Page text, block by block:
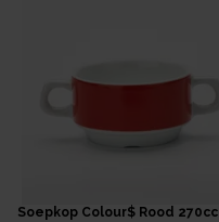
Soepkop Colour$ Rood 270cc